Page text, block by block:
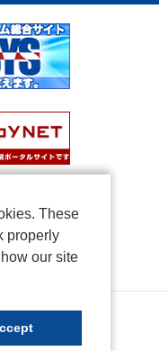
These
properly
our site